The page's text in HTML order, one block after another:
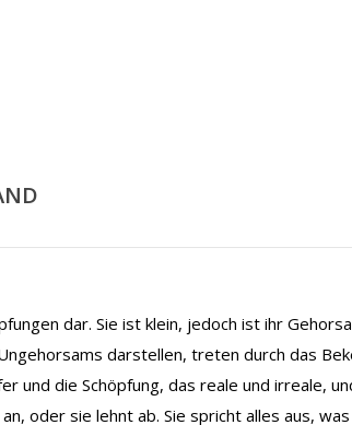
dar. Sie ist klein, jedoch ist ihr
darstellen, treten durch das
und die Schöpfung, das reale und irreale,
oder sie lehnt ab. Sie spricht alles aus,